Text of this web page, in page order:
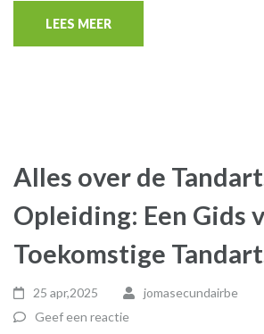
LEES MEER
Alles over de
Opleiding: Een Gids
Toekomstige
25 apr,2025
jomasecundairbe
Geef een reactie